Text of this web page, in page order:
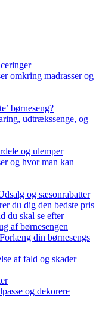
omkring madrasser og
børneseng?
udtrækssenge, og
og ulemper
og hvor man kan
og sæsonrabatter
du dig den bedste pris
du skal se efter
af børnesengen
din børnesengs
af fald og skader
og dekorere